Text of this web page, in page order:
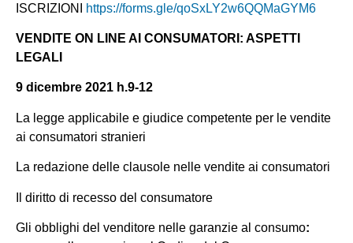
ISCRIZIONI https://forms.gle/qoSxLY2w6QQMaGYM6
VENDITE ON LINE AI CONSUMATORI: ASPETTI
LEGALI
9 dicembre 2021 h.9-12
La legge applicabile e giudice competente per le vendite
ai consumatori stranieri
La redazione delle clausole nelle vendite ai consumatori
Il diritto di recesso del consumatore
Gli obblighi del venditore nelle garanzie al consumo: